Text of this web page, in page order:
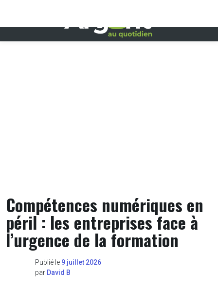
content
Compétences numériques en
péril : les entreprises face à
l’urgence de la formation
Publié le 9 juillet 2026
par David B